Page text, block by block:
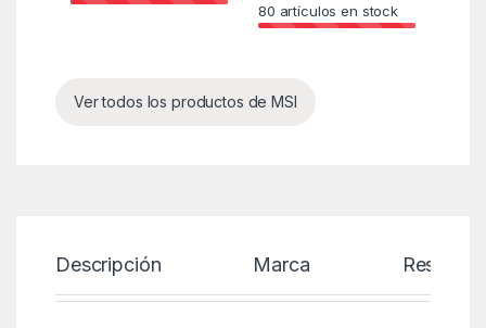
80 artículos en stock
Ver todos los productos de MSI
Descripción Marca Reseñas